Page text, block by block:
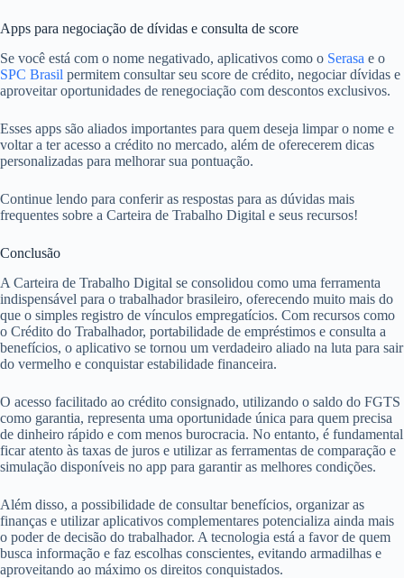
Apps para negociação de dívidas e consulta de score
Se você está com o nome negativado, aplicativos como o Serasa e o
SPC Brasil permitem consultar seu score de crédito, negociar dívidas e
aproveitar oportunidades de renegociação com descontos exclusivos.
Esses apps são aliados importantes para quem deseja limpar o nome e
voltar a ter acesso a crédito no mercado, além de oferecerem dicas
personalizadas para melhorar sua pontuação.
Continue lendo para conferir as respostas para as dúvidas mais
frequentes sobre a Carteira de Trabalho Digital e seus recursos!
Conclusão
A Carteira de Trabalho Digital se consolidou como uma ferramenta
indispensável para o trabalhador brasileiro, oferecendo muito mais do
que o simples registro de vínculos empregatícios. Com recursos como
o Crédito do Trabalhador, portabilidade de empréstimos e consulta a
benefícios, o aplicativo se tornou um verdadeiro aliado na luta para sair
do vermelho e conquistar estabilidade financeira.
O acesso facilitado ao crédito consignado, utilizando o saldo do FGTS
como garantia, representa uma oportunidade única para quem precisa
de dinheiro rápido e com menos burocracia. No entanto, é fundamental
ficar atento às taxas de juros e utilizar as ferramentas de comparação e
simulação disponíveis no app para garantir as melhores condições.
Além disso, a possibilidade de consultar benefícios, organizar as
finanças e utilizar aplicativos complementares potencializa ainda mais
o poder de decisão do trabalhador. A tecnologia está a favor de quem
busca informação e faz escolhas conscientes, evitando armadilhas e
aproveitando ao máximo os direitos conquistados.